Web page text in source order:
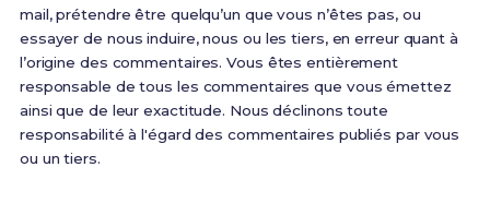
mail, prétendre être quelqu’un que vous n’êtes pas, ou
essayer de nous induire, nous ou les tiers, en erreur quant à
l’origine des commentaires. Vous êtes entièrement
responsable de tous les commentaires que vous émettez
ainsi que de leur exactitude. Nous déclinons toute
responsabilité à l'égard des commentaires publiés par vous
ou un tiers.